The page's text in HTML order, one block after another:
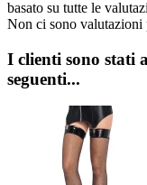
basato su tutte le
Non ci sono valutazioni
I clienti sono stati
seguenti...